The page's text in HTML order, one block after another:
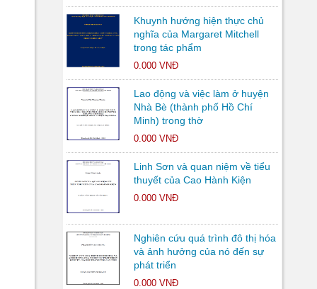
Khuynh hướng hiện thực chủ
nghĩa của Margaret Mitchell
trong tác phẩm
0.000 VNĐ
Lao động và việc làm ở huyện
Nhà Bè (thành phố Hồ Chí
Minh) trong thờ
0.000 VNĐ
Linh Sơn và quan niệm về tiểu
thuyết của Cao Hành Kiện
0.000 VNĐ
Nghiên cứu quá trình đô thị hóa
và ảnh hưởng của nó đến sự
phát triển
0.000 VNĐ